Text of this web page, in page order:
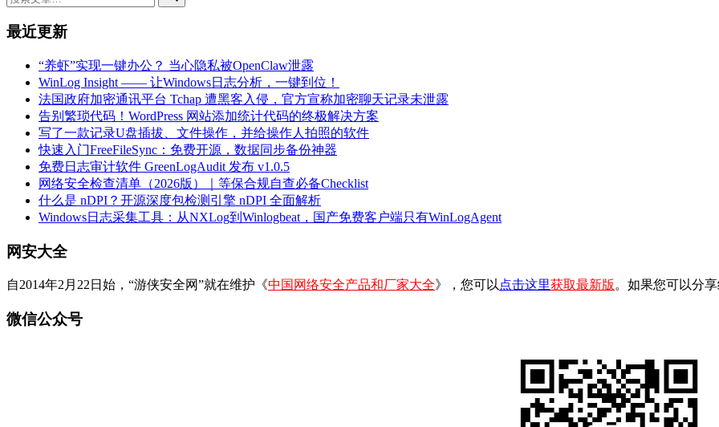
最近更新
“养虾”实现一键办公？ 当心隐私被OpenClaw泄露
WinLog Insight —— 让Windows日志分析，一键到位！
法国政府加密通讯平台 Tchap 遭黑客入侵，官方宣称加密聊天记录未泄露
告别繁琐代码！WordPress 网站添加统计代码的终极解决方案
写了一款记录U盘插拔、文件操作，并给操作人拍照的软件
快速入门FreeFileSync：免费开源，数据同步备份神器
免费日志审计软件 GreenLogAudit 发布 v1.0.5
网络安全检查清单（2026版）｜等保合规自查必备Checklist
什么是 nDPI？开源深度包检测引擎 nDPI 全面解析
Windows日志采集工具：从NXLog到Winlogbeat，国产免费客户端只有WinLogAgent
网安大全
自2014年2月22日始，“游侠安全网”就在维护《中国网络安全产品和厂家大全》，您可以 点击这里获取最新版 。如果您可以分
微信公众号